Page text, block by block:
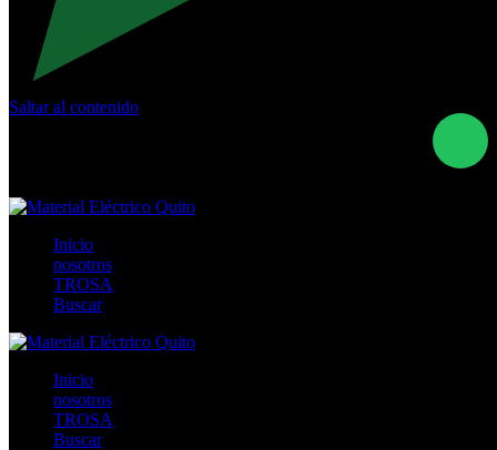
Saltar al contenido
Inicio
nosotros
TROSA
Buscar
Inicio
nosotros
TROSA
Buscar